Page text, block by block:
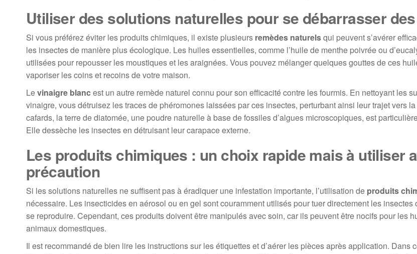
Utiliser des solutions naturelles pour se débarrasser
Si vous préférez éviter les produits chimiques, il existe plusieurs remèdes naturelsqui peuvent s’avérer
les insectes de manière plus écologique. Les huiles essentielles, comme l’huile de menthe poivrée ou
utilisées pour repousser les moustiques et les araignées. Vous pouvez mélanger quelques gouttes de ces
vaporiser les coins et recoins de votre maison.
Levinaigre blanc est un autre remède naturel connu pour son efficacité contre les fourmis. En nettoyant les
vinaigre, vous détruisez les traces de phéromones laissées par ces insectes, perturbant ainsi leur trajet vers
cafards, la terre de diatomée, une poudre naturelle à base de fossiles d’algues microscopiques, est
Elle dessèche les insectes en détruisant leur carapace externe.
Les produits chimiques : un choix rapide mais à utiliser
précaution
Si les solutions naturelles ne suffisent pas à éradiquer une infestation importante, l’utilisation de produits
nécessaire. Les insecticides en aérosol ou en gel sont couramment utilisés pour tuer directement les insectes
se reproduire. Cependant, ces produits doivent être manipulés avec soin, car ils peuvent être nocifs pour les
animaux domestiques.
Il est recommandé de bien lire les instructions sur les étiquettes et d’aérer les pièces après application. Dans